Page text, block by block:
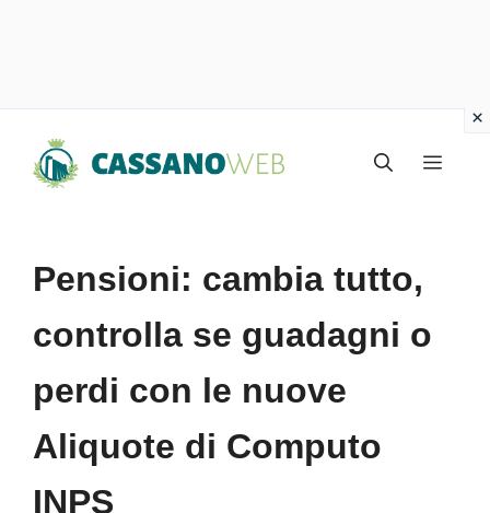
Menu
Pensioni: cambia tutto,
controlla se guadagni o
perdi con le nuove
Aliquote di Computo
INPS